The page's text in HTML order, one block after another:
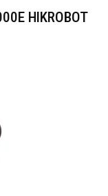
HIKROBOT